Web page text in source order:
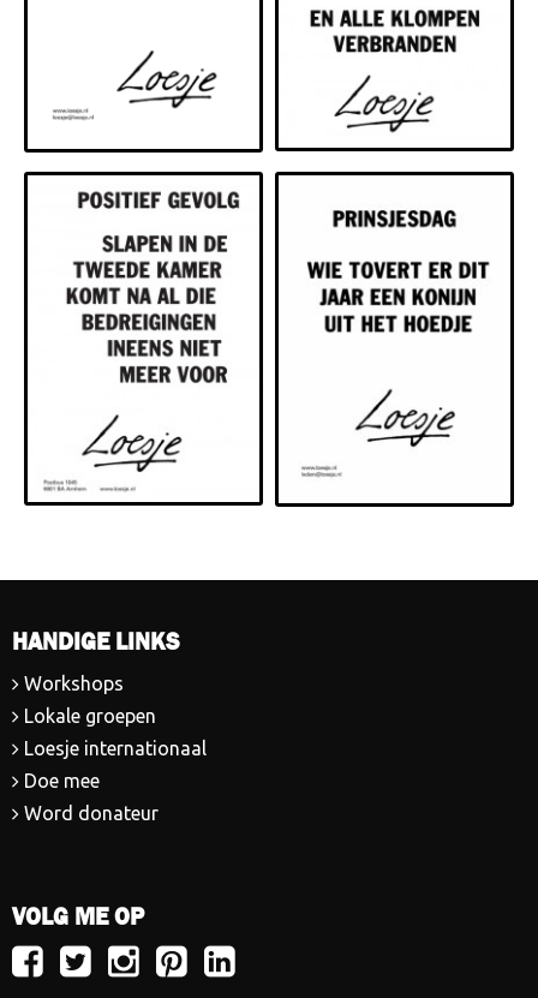
HANDIGE LINKS
Workshops
Lokale groepen
Loesje internationaal
Doe mee
Word donateur
VOLG ME OP
VolgVolgVolgVolgVolg